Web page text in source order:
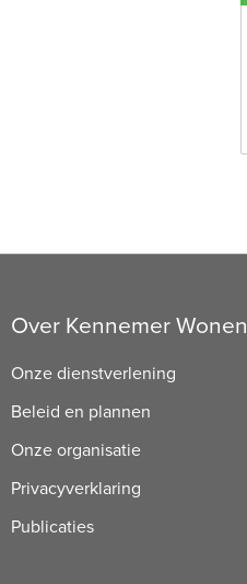
Over Kennemer Wonen
Onze dienstverlening
Beleid en plannen
Onze organisatie
Privacyverklaring
Publicaties